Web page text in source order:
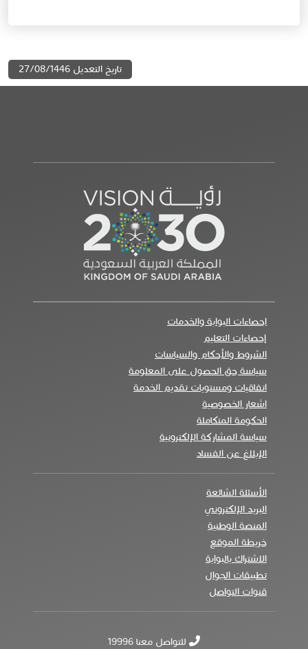
تاريخ التعديل 27/08/1446
احصاءات البوابة والخدمات
إحصاءات التعليم
الشروط والأحكام والسياسات
سياسة حق الحصول على المعلومة
اتفاقيات ومستويات تقديم الخدمة
اشعار الخصوصية
الحكومة المتكاملة
سياسة المشاركة الإلكترونية
الإبلاغ عن الفساد
الأسئلة الشائعة
البريد الإلكتروني
المنصة الوطنية
خريطة الموقع
الاشتراك بالبوابة
تطبيقات الجوال
قنوات التواصل
للتواصل معنا 19996